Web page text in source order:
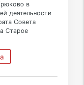
в
деятельности
Совета
Старое